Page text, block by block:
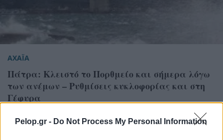
Pelop.gr - Do Not Process My Personal Information
ΑΧΑΪΑ
Πάτρα: Κλειστό το Πορθμείο και σήμερα λόγω
των ανέμων – Ρυθμίσεις κυκλοφορίας και στη
Γέφυρα